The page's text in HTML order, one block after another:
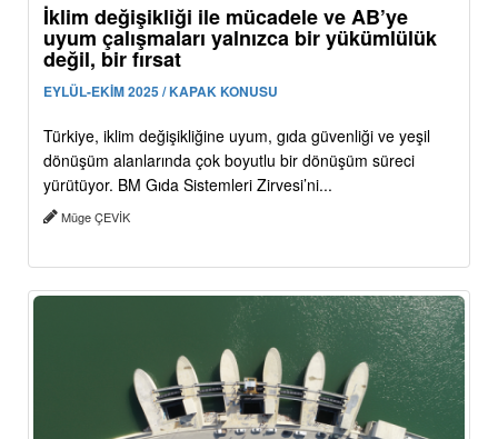
İklim değişikliği ile mücadele ve AB’ye
uyum çalışmaları yalnızca bir yükümlülük
değil, bir fırsat
EYLÜL-EKİM 2025 / KAPAK KONUSU
Türkiye, iklim değişikliğine uyum, gıda güvenliği ve yeşil
dönüşüm alanlarında çok boyutlu bir dönüşüm süreci
yürütüyor. BM Gıda Sistemleri Zirvesi’ni...
Müge ÇEVİK